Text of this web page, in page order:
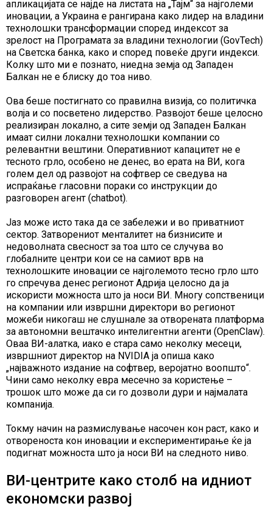
апликацијата се најде на листата на „Тајм“ за најголеми
иновации, а Украина е рангирана како лидер на владини
технолошки трансформации според индексот за
зрелост на Програмата за владини технологии (GovTech)
на Светска банка, како и според повеќе други индекси.
Колку што ми е познато, ниедна земја од Западен
Балкан не е блиску до тоа ниво.
Ова беше постигнато со правилна визија, со политичка
волја и со посветено лидерство. Развојот беше целосно
реализиран локално, а сите земји од Западен Балкан
имаат силни локални технолошки компании со
релевантни вештини. Оперативниот капацитет не е
тесното грло, особено не денес, во ерата на ВИ, кога
голем дел од развојот на софтвер се сведува на
испраќање гласовни пораки со инструкции до
разговорен агент (chatbot).
Јаз може исто така да се забележи и во приватниот
сектор. Затворениот менталитет на бизнисите и
недоволната свесност за тоа што се случува во
глобалните центри кои се на самиот врв на
технолошките иновации се најголемото тесно грло што
го спречува денес регионот Адрија целосно да ја
искористи можноста што ја носи ВИ. Многу сопственици
на компании или извршни директори во регионот
можеби никогаш не слушнале за отворената платформа
за автономни вештачко интелигентни агенти (OpenClaw).
Оваа ВИ-алатка, иако е стара само неколку месеци,
извршниот директор на NVIDIA ја опиша како
„најважното издание на софтвер, веројатно воопшто“.
Чини само неколку евра месечно за користење –
трошок што може да си го дозволи дури и најмалата
компанија.
Токму начин на размислување насочен кон раст, како и
отвореноста кон иновации и експериментирање ќе ја
подигнат можноста што ја носи ВИ на следното ниво.
ВИ-центрите како столб на идниот
економски развој